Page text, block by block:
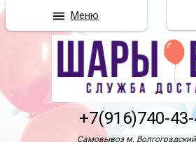
+7(916)740-
Самовывоз м. Волгоградский
Меню